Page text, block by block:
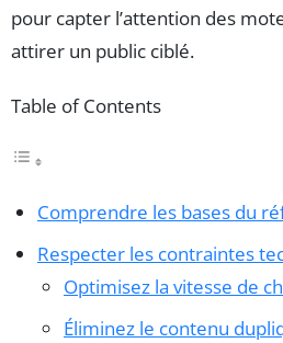
pour capter l’attention des
attirer un public ciblé.
Table of Contents
Comprendre les bases du
Respecter les contraintes
Optimisez la vitesse de
Éliminez le contenu